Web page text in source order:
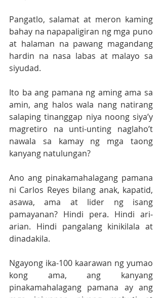
Pangatlo, salamat at meron kaming
bahay na napapaligiran ng mga puno
at halaman na pawang magandang
hardin na nasa labas at malayo sa
siyudad.
Ito ba ang pamana ng aming ama sa
amin, ang halos wala nang natirang
salaping tinanggap niya noong siya’y
magretiro na unti-unting naglaho’t
nawala sa kamay ng mga taong
kanyang natulungan?
Ano ang pinakamahalagang pamana
ni Carlos Reyes bilang anak, kapatid,
asawa, ama at lider ng isang
pamayanan? Hindi pera. Hindi ari-
arian. Hindi pangalang kinikilala at
dinadakila.
Ngayong ika-100 kaarawan ng yumao
kong ama, ang kanyang
pinakamahalagang pamana ay ang